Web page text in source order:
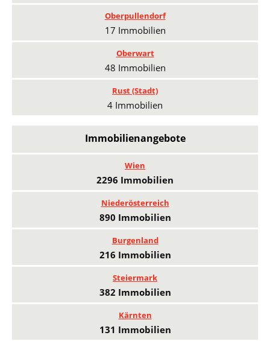
Oberpullendorf
17 Immobilien
Oberwart
48 Immobilien
Rust (Stadt)
4 Immobilien
Immobilienangebote
Wien
2296 Immobilien
Niederösterreich
890 Immobilien
Burgenland
216 Immobilien
Steiermark
382 Immobilien
Kärnten
131 Immobilien